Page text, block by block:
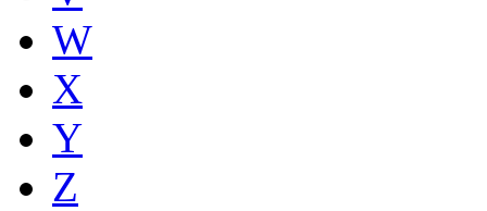
W
X
Y
Z